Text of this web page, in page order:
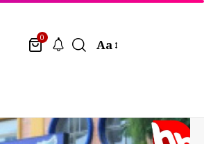
0 Aa